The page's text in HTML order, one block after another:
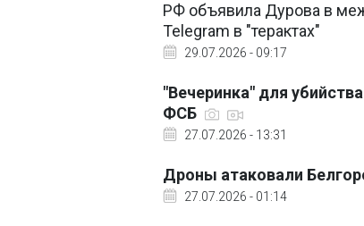
РФ объявила Дурова в
Telegram в "терактах"
29.07.2026 - 09:17
"Вечеринка" для
ФСБ
27.07.2026 - 13:31
Дроны атаковали
27.07.2026 - 01:14